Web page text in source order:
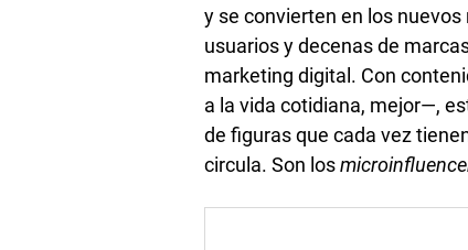
y se convierten en los
usuarios y decenas de
marketing digital. Con
a la vida cotidiana, mejor—,
de figuras que cada vez
circula. Son los